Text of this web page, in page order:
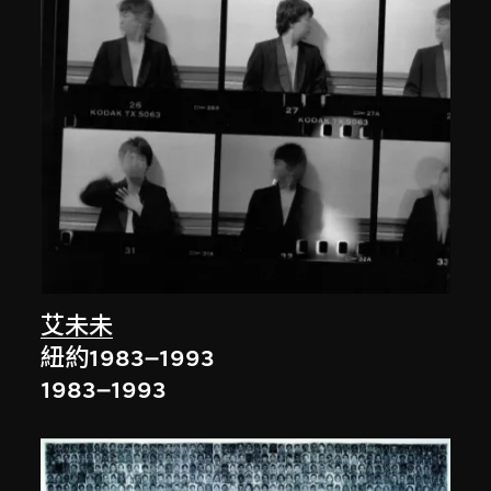
艾未未
紐約1983–1993
1983–1993